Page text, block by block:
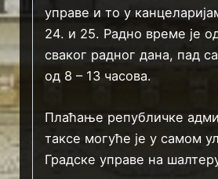
управе и то у
24. и 25. Радно време је
сваког радног дана, пад
од 8 – 13 часова.
Плаћање републичке
таксе могуће је у самом
Градске управе на